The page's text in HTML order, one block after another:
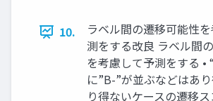
10.
ラベル間の遷移可能性
測をする改良 ラベル間
を考慮して予測をする •
に”B-”が並ぶなどはあ
り得ないケースの遷移